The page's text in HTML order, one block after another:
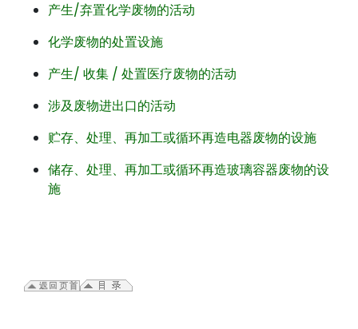
产生/弃置化学废物的活动
化学废物的处置设施
产生/ 收集 / 处置医疗废物的活动
涉及废物进出口的活动
贮存、处理、再加工或循环再造电器废物的设施
储存、处理、再加工或循环再造玻璃容器废物的设
施